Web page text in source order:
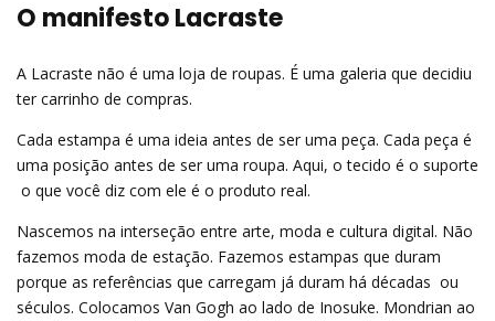
O manifesto Lacraste
A Lacraste não é uma loja de roupas. É uma galeria que decidiu
ter carrinho de compras.
Cada estampa é uma ideia antes de ser uma peça. Cada peça é
uma posição antes de ser uma roupa. Aqui, o tecido é o suporte
 o que você diz com ele é o produto real.
Nascemos na interseção entre arte, moda e cultura digital. Não
fazemos moda de estação. Fazemos estampas que duram
porque as referências que carregam já duram há décadas  ou
séculos. Colocamos Van Gogh ao lado de Inosuke. Mondrian ao